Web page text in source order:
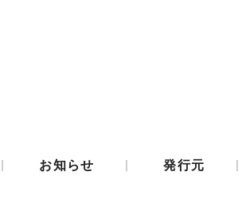
| お知らせ | 発行元 |